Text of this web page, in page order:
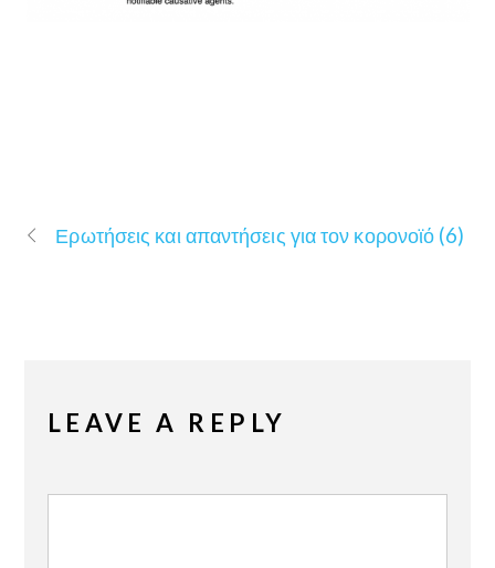
Ερωτήσεις και απαντήσεις για τον κορονοϊό (6)
LEAVE A REPLY